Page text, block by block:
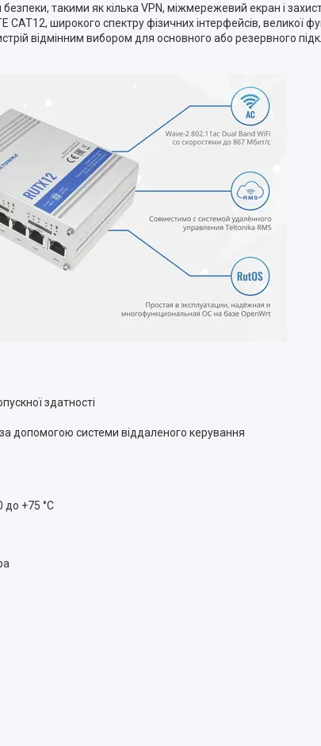
такими як кілька VPN, міжмережевий екран і захист
широкого спектру фізичних інтерфейсів, великої
відмінним вибором для основного або резервного
здатності
допомогою системи віддаленого керування
до +75 °C